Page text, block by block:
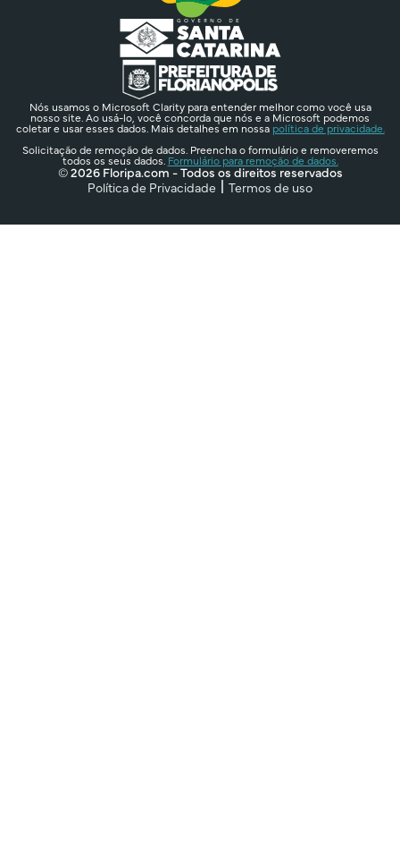
Nós usamos o Microsoft Clarity para entender melhor como você usa
nosso site. Ao usá-lo, você concorda que nós e a Microsoft podemos
coletar e usar esses dados. Mais detalhes em nossa política de privacidade.
Solicitação de remoção de dados. Preencha o formulário e removeremos
todos os seus dados. Formulário para remoção de dados.
© 2026 Floripa.com - Todos os direitos reservados
Política de Privacidade
Termos de uso